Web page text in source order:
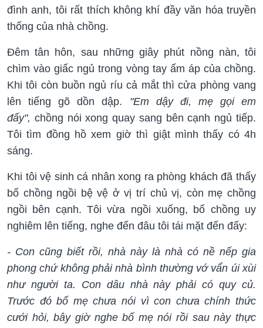
đình anh, tôi rất thích không khí đầy văn hóa truyền
thống của nhà chồng.
Đêm tân hôn, sau những giây phút nồng nàn, tôi
chìm vào giấc ngủ trong vòng tay ấm áp của chồng.
Khi tôi còn buồn ngủ ríu cả mắt thì cửa phòng vang
lên tiếng gõ dồn dập. "Em dậy đi, mẹ gọi em
đấy", chồng nói xong quay sang bên cạnh ngủ tiếp.
Tôi tìm đồng hồ xem giờ thì giật mình thấy có 4h
sáng.
Khi tôi vệ sinh cá nhân xong ra phòng khách đã thấy
bố chồng ngồi bệ vệ ở vị trí chủ vị, còn mẹ chồng
ngồi bên cạnh. Tôi vừa ngồi xuống, bố chồng uy
nghiêm lên tiếng, nghe đến đâu tôi tái mặt đến đấy:
- Con cũng biết rồi, nhà này là nhà có nề nếp gia
phong chứ không phải nhà bình thường vớ vẩn úi xùi
như người ta. Con dâu nhà này phải có quy củ.
Trước đó bố mẹ chưa nói vì con chưa chính thức
cưới hỏi, bây giờ nghe bố mẹ nói rồi sau này thực